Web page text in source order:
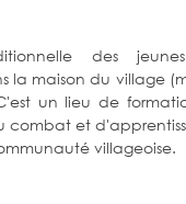
des
la maison du village
un lieu de
combat et
villageoise.